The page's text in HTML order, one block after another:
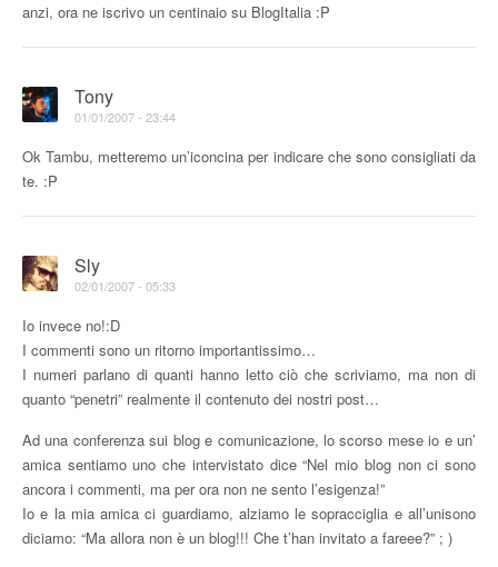
anzi, ora ne iscrivo un centinaio su BlogItalia :P
Tony
01/01/2007 - 23:44
Ok Tambu, metteremo un’iconcina per indicare che sono consigliati da
te. :P
Sly
02/01/2007 - 05:33
Io invece no!:D
I commenti sono un ritorno importantissimo…
I numeri parlano di quanti hanno letto ciò che scriviamo, ma non di
quanto “penetri” realmente il contenuto dei nostri post…
Ad una conferenza sui blog e comunicazione, lo scorso mese io e un’
amica sentiamo uno che intervistato dice “Nel mio blog non ci sono
ancora i commenti, ma per ora non ne sento l’esigenza!”
Io e la mia amica ci guardiamo, alziamo le sopracciglia e all’unisono
diciamo: “Ma allora non è un blog!!! Che t’han invitato a fareee?” ; )